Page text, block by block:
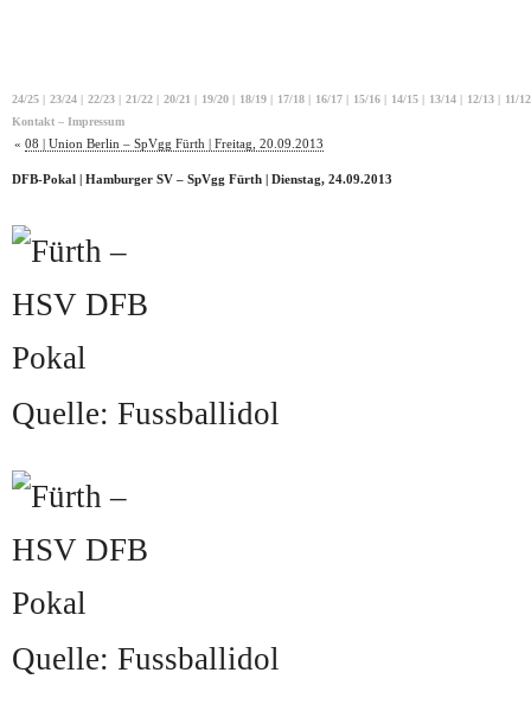
24/25 | 23/24 | 22/23 | 21/22 | 20/21 | 19/20 | 18/19 | 17/18 | 16/17 | 15/16 | 14/15 | 13/14 | 12/13 | 11/12
Kontakt – Impressum
« 08 | Union Berlin – SpVgg Fürth | Freitag, 20.09.2013
DFB-Pokal | Hamburger SV – SpVgg Fürth | Dienstag, 24.09.2013
Quelle: Fussballidol
Quelle: Fussballidol